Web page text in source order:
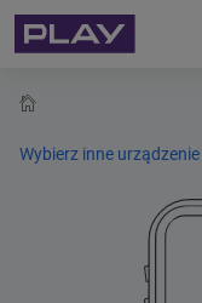
Wybierz inne urządzenie